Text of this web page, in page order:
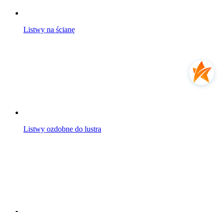
Listwy na ścianę
Listwy ozdobne do lustra